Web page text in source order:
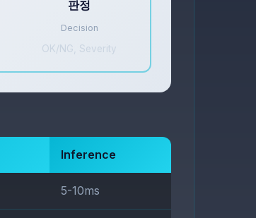
판정
Decision
OK/NG, Severity
Inference
5-10ms